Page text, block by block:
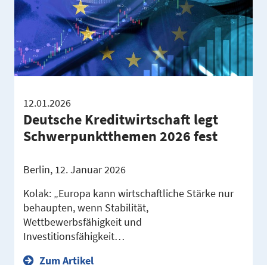
12.01.2026
Deutsche Kreditwirtschaft legt
Schwerpunktthemen 2026 fest
Berlin, 12. Januar 2026
Kolak: „Europa kann wirtschaftliche Stärke nur
behaupten, wenn Stabilität,
Wettbewerbsfähigkeit und
Investitionsfähigkeit…
Zum Artikel